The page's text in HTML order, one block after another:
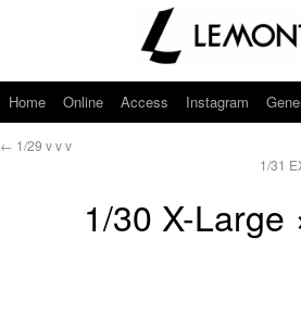
Home Online Access Instagram
← 1/29 v v v
1/31
1/30 X-Large